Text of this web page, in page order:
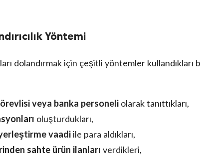
Yöntemi
dolandırmak için çeşitli yöntemler kullandıkları
veya banka personeli olarak tanıttıkları,
oluşturdukları,
vaadiile para aldıkları,
sahte ürün ilanları verdikleri,